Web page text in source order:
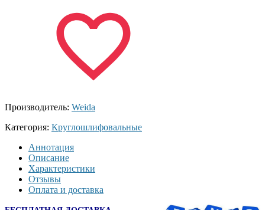
Производитель: Weida
Категория: Круглошлифовальные
Аннотация
Описание
Характеристики
Отзывы
Оплата и доставка